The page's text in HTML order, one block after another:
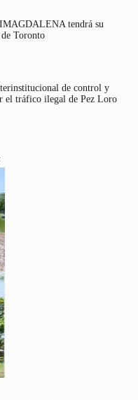
tendrá su
Toronto
de control y
el tráfico ilegal de Pez Loro